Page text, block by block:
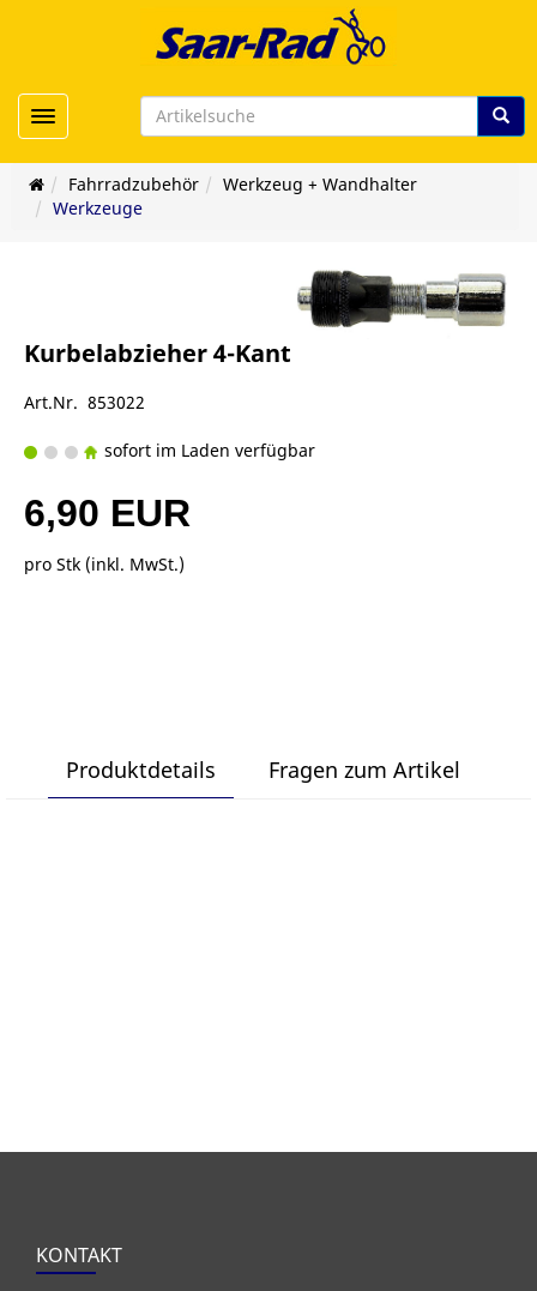
Toggle navigation
Fahrradzubehör
Werkzeug + Wandhalter
Werkzeuge
Kurbelabzieher 4-Kant
Art.Nr. 853022
sofort im Laden verfügbar
6,90 EUR
pro Stk (inkl. MwSt.)
Produktdetails Fragen zum Artikel
KONTAKT